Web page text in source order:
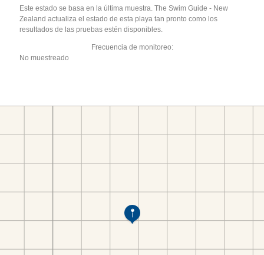
Este estado se basa en la última muestra. The Swim Guide - New
Zealand actualiza el estado de esta playa tan pronto como los
resultados de las pruebas estén disponibles.
Frecuencia de monitoreo:
No muestreado